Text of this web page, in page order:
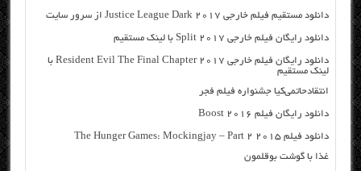
دانلود مستقیم فیلم خارجی Justice League Dark 2017 از سرور سایت
دانلود رایگان فیلم خارجی Split 2017 با لینک مستقیم
دانلود رایگان فیلم خارجی Resident Evil The Final Chapter 2017 با
لینک مستقیم
انتقادحاتمی‌کیا جشنواره فیلم فجر
دانلود رایگان فیلم Boost 2016
دانلود فیلم The Hunger Games: Mockingjay – Part 2 2015
غذا با گوشت بوقلمون